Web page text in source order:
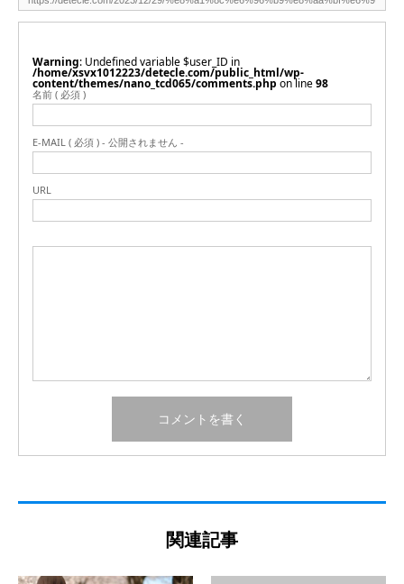
Warning : Undefined variable $user_ID in
/home/xsvx1012223/detecle.com/public_html/wp-
content/themes/nano_tcd065/comments.php on line98
名前 ( 必須 )
E-MAIL ( 必須 ) - 公開されません -
URL
関連記事